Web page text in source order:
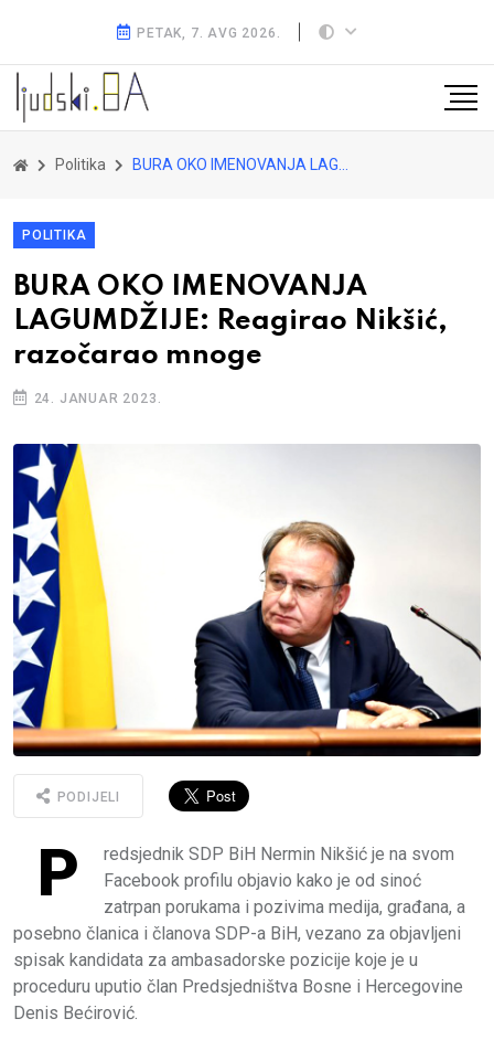
PETAK, 7. AVG 2026.
Politika BURA OKO IMENOVANJA LAGUMDŽIJE: Reagirao Nikšić, razočarao mnoge
POLITIKA
BURA OKO IMENOVANJA
LAGUMDŽIJE: Reagirao Nikšić,
razočarao mnoge
24. JANUAR 2023.
PODIJELI
P
redsjednik SDP BiH Nermin Nikšić je na svom
Facebook profilu objavio kako je od sinoć
zatrpan porukama i pozivima medija, građana, a
posebno članica i članova SDP-a BiH, vezano za objavljeni
spisak kandidata za ambasadorske pozicije koje je u
proceduru uputio član Predsjedništva Bosne i Hercegovine
Denis Bećirović.